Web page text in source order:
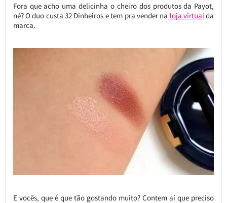
Fora que acho uma delicinha o cheiro dos produtos da Payot,
né? O duo custa 32 Dinheiros e tem pra vender na loja virtual da
marca.
E vocês, que é que tão gostando muito? Contem aí que preciso